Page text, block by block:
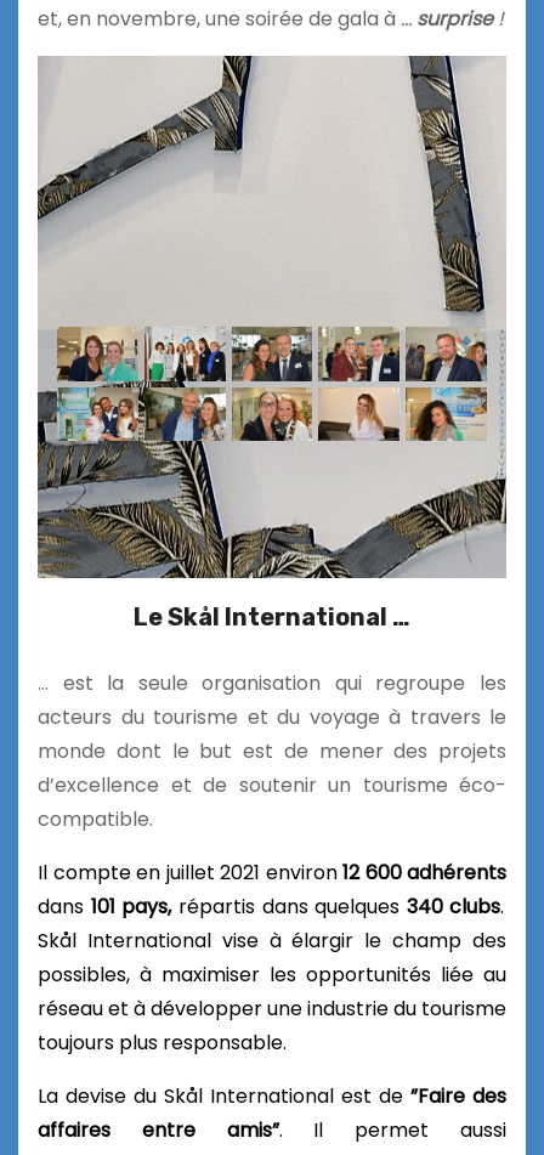
et, en novembre, une soirée de gala à … surprise!
Le Skål International …
… est la seule organisation qui regroupe les
acteurs du tourisme et du voyage à travers le
monde dont le but est de mener des projets
d’excellence et de soutenir un tourisme éco-
compatible.
Il compte en juillet 2021 environ12 600 adhérents
dans 101 pays,répartis dans quelques 340 clubs.
Skål International vise à élargir le champ des
possibles, à maximiser les opportunités liée au
réseau et à développer une industrie du tourisme
toujours plus responsable.
La devise du Skål International est de ”Faire des
affaires entre amis”. Il permet aussi